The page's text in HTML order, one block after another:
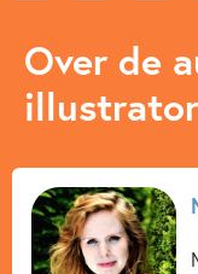
Over de
illustrator